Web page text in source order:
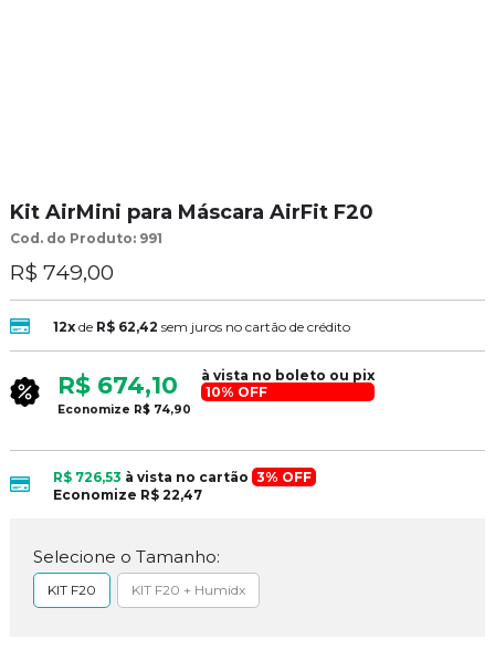
Kit AirMini para Máscara AirFit F20
Cod. do Produto: 991
R$ 749,00
12xde R$ 62,42 sem juros no cartão de crédito
R$ 674,10
à vista no boleto ou pix
10% OFF
Economize R$ 74,90
R$ 726,53 à vista no cartão 3% OFF
Economize R$ 22,47
Selecione o Tamanho:
KIT F20 KIT F20 + Humidx